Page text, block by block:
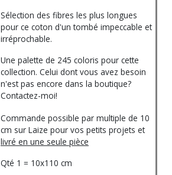
Sélection des fibres les plus longues
pour ce coton d'un tombé impeccable et
irréprochable.
Une palette de 245 coloris pour cette
collection. Celui dont vous avez besoin
n'est pas encore dans la boutique?
Contactez-moi!
Commande possible par multiple de 10
cm sur Laize pour vos petits projets et
livré en une seule pièce
Qté 1 = 10x110 cm